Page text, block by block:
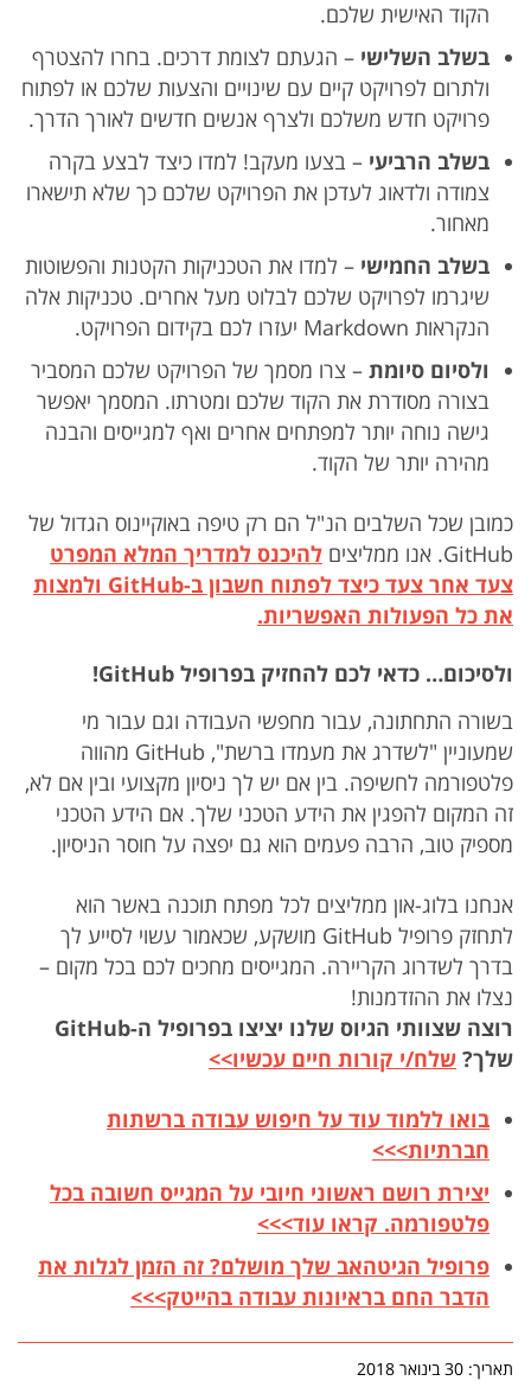
הקוד האישית שלכם.
בשלב השלישי – הגעתם לצומת דרכים. בחרו להצטרף
ולתרום לפרויקט קיים עם שינויים והצעות שלכם או לפתוח
פרויקט חדש משלכם ולצרף אנשים חדשים לאורך הדרך.
בשלב הרביעי – בצעו מעקב! למדו כיצד לבצע בקרה
צמודה ולדאוג לעדכן את הפרויקט שלכם כך שלא תישארו
מאחור.
בשלב החמישי – למדו את הטכניקות הקטנות והפשוטות
שיגרמו לפרויקט שלכם לבלוט מעל אחרים. טכניקות אלה
הנקראות Markdown יעזרו לכם בקידום הפרויקט.
ולסיום סיומת – צרו מסמך של הפרויקט שלכם המסביר
בצורה מסודרת את הקוד שלכם ומטרתו. המסמך יאפשר
גישה נוחה יותר למפתחים אחרים ואף למגייסים והבנה
מהירה יותר של הקוד.
כמובן שכל השלבים הנ"ל הם רק טיפה באוקיינוס הגדול של
GitHub. אנו ממליצים
להיכנס למדריך המלא המפרט
צעד אחר צעד כיצד לפתוח חשבון ב-GitHub ולמצות
את כל הפעולות האפשריות.
ולסיכום… כדאי לכם להחזיק בפרופיל GitHub!
בשורה התחתונה, עבור מחפשי העבודה וגם עבור מי
שמעוניין "לשדרג את מעמדו ברשת", GitHub מהווה
פלטפורמה לחשיפה. בין אם יש לך ניסיון מקצועי ובין אם לא,
זה המקום להפגין את הידע הטכני שלך. אם הידע הטכני
מספיק טוב, הרבה פעמים הוא גם יפצה על חוסר הניסיון.
אנחנו בלוג-און ממליצים לכל מפתח תוכנה באשר הוא
לתחזק פרופיל GitHub מושקע, שכאמור עשוי לסייע לך
בדרך לשדרוג הקריירה. המגייסים מחכים לכם בכל מקום –
נצלו את ההזדמנות!
רוצה שצוותי הגיוס שלנו יציצו בפרופיל ה-GitHub
שלך? שלח/י קורות חיים עכשיו>>
בואו ללמוד עוד על חיפוש עבודה ברשתות
חברתיות>>>
יצירת רושם ראשוני חיובי על המגייס חשובה בכל
פלטפורמה. קראו עוד>>>
פרופיל הגיטהאב שלך מושלם? זה הזמן לגלות את
הדבר החם בראיונות עבודה בהייטק>>>
תאריך: 30 בינואר 2018